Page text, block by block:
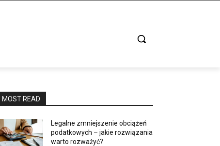
MOST READ
Legalne zmniejszenie obciążeń
podatkowych – jakie rozwiązania
warto rozważyć?